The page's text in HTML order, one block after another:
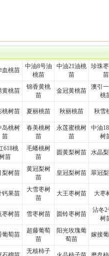
血桃苗
中油8号油
桃苗
中油21油桃
苗
珍珠
苗
黄桃苗
锦香黄桃
苗
金冠黄桃苗
澳引
桃
桃树苗 夏丽桃苗 秋丽桃苗 秋雪
岛桃树
苗
春美桃树
苗
永莲蜜桃树
苗
中油
树
618桃
苗
毛蟠桃树
苗
圆黄梨树苗 水晶
梨树苗
黄冠梨树
苗
皇冠梨树苗 翠冠
钙果苗
大雪枣树
苗
大王枣树苗 大枣
枣树苗 雪枣树苗 圆铃枣树苗
沾冬2
树
葡萄苗
超藤葡萄
苗
阳光玫瑰葡
萄苗
嫁接
无核柿子